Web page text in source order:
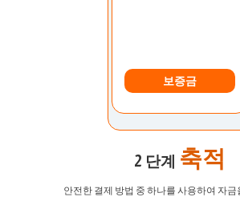
보증금
2 단계 축적
안전한 결제 방법 중 하나를 사용하여 자